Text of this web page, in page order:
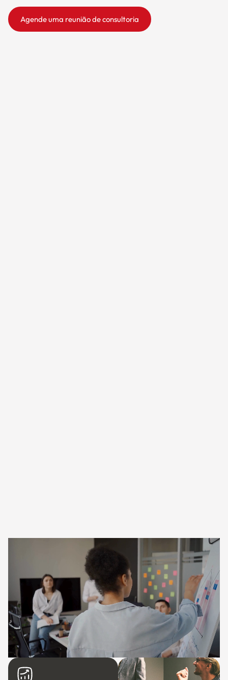
Agende uma reunião de consultoria